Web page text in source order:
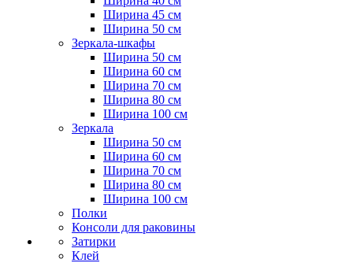
Ширина 45 см
Ширина 50 см
Зеркала-шкафы
Ширина 50 см
Ширина 60 см
Ширина 70 см
Ширина 80 см
Ширина 100 см
Зеркала
Ширина 50 см
Ширина 60 см
Ширина 70 см
Ширина 80 см
Ширина 100 см
Полки
Консоли для раковины
Затирки
Клей